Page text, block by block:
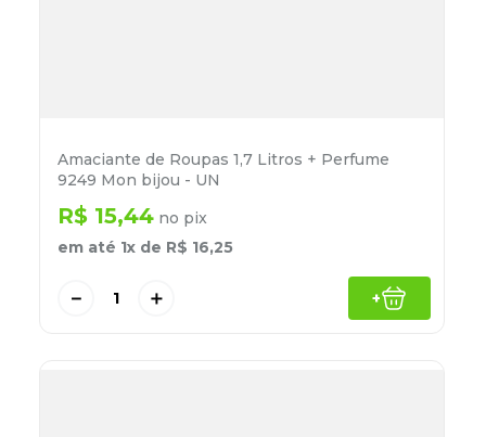
Amaciante de Roupas 1,7 Litros + Perfume
9249 Mon bijou - UN
R$ 15,44 no pix
em até 1x de R$ 16,25
＋
－ +